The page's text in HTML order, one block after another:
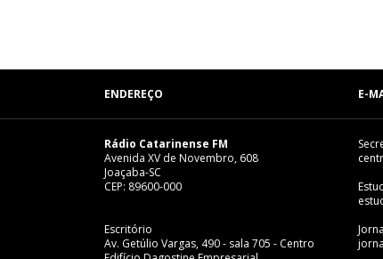
ENDEREÇO
Rádio Catarinense FM
Avenida XV de Novembro, 608
Joaçaba-SC
CEP: 89600-000
Escritório
Av. Getúlio Vargas, 490 - sala 705 - Centro
E-